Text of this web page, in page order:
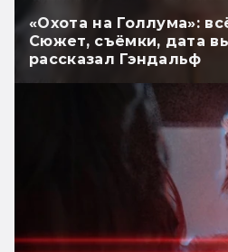
«Охота на Голлума»:
Сюжет, съёмки, дата
рассказал Гэндальф